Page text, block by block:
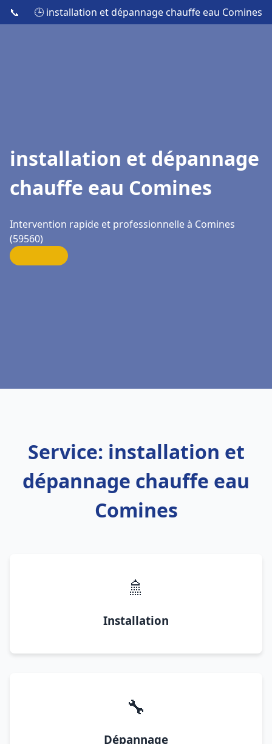
📞 🕒 installation et dépannage chauffe eau Comines
installation et dépannage
chauffe eau Comines
Intervention rapide et professionnelle à Comines
(59560)
Service: installation et
dépannage chauffe eau
Comines
🚿
Installation
🔧
Dépannage